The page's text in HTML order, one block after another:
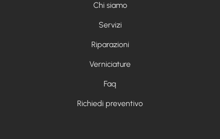
Chi siamo
Servizi
Riparazioni
Verniciature
Faq
Richiedi preventivo